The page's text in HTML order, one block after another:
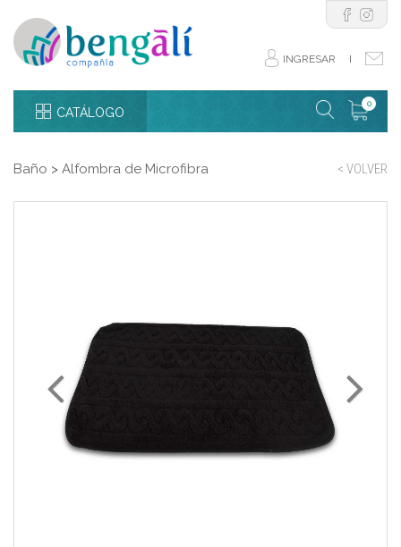
INGRESAR I
CATÁLOGO
0
Baño > Alfombra de Microfibra < VOLVER